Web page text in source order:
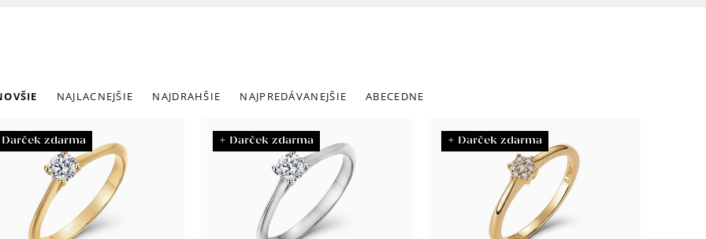
NAJLACNEJŠIE NAJDRAHŠIE NAJPREDÁVANEJŠIE ABECEDNE
Darček zdarma + Darček zdarma + Darček zdarma